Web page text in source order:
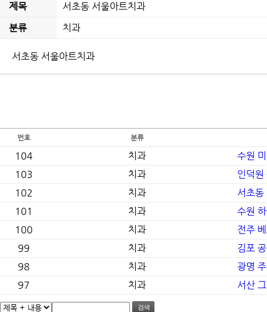
제목
서초동 서울아트치과
분류
치과
서초동 서울아트치과
번호 분류
104 치과
수원
103
치과
인덕원
102
치과
서초동
101
치과
수원
100
치과
전주
99
치과
김포
98
치과
광명
97
치과 서산
검색